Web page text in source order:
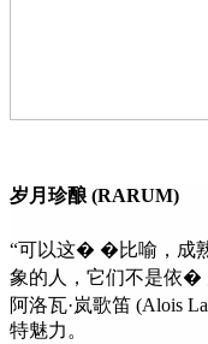
岁月珍酿 (RARUM)
“可以这� �比喻，成
象的人，它们不是依�
阿洛瓦·岚歌笛 (Alois
特魅力。